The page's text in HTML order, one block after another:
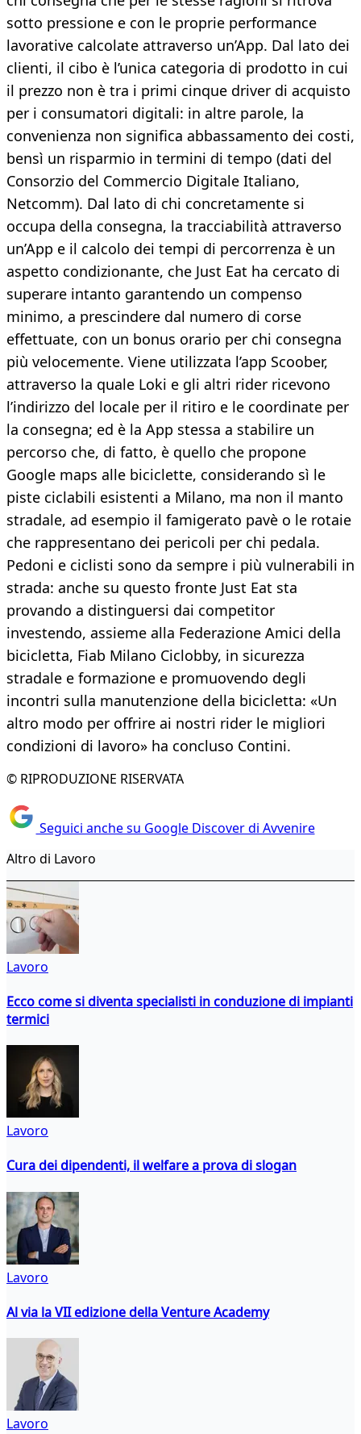
sotto pressione e con le proprie performance
lavorative calcolate attraverso un’App. Dal lato dei
clienti, il cibo è l’unica categoria di prodotto in cui
il prezzo non è tra i primi cinque driver di acquisto
per i consumatori digitali: in altre parole, la
convenienza non significa abbassamento dei costi,
bensì un risparmio in termini di tempo (dati del
Consorzio del Commercio Digitale Italiano,
Netcomm). Dal lato di chi concretamente si
occupa della consegna, la tracciabilità attraverso
un’App e il calcolo dei tempi di percorrenza è un
aspetto condizionante, che Just Eat ha cercato di
superare intanto garantendo un compenso
minimo, a prescindere dal numero di corse
effettuate, con un bonus orario per chi consegna
più velocemente. Viene utilizzata l’app Scoober,
attraverso la quale Loki e gli altri rider ricevono
l’indirizzo del locale per il ritiro e le coordinate per
la consegna; ed è la App stessa a stabilire un
percorso che, di fatto, è quello che propone
Google maps alle biciclette, considerando sì le
piste ciclabili esistenti a Milano, ma non il manto
stradale, ad esempio il famigerato pavè o le rotaie
che rappresentano dei pericoli per chi pedala.
Pedoni e ciclisti sono da sempre i più vulnerabili in
strada: anche su questo fronte Just Eat sta
provando a distinguersi dai competitor
investendo, assieme alla Federazione Amici della
bicicletta, Fiab Milano Ciclobby, in sicurezza
stradale e formazione e promuovendo degli
incontri sulla manutenzione della bicicletta: «Un
altro modo per offrire ai nostri rider le migliori
condizioni di lavoro» ha concluso Contini.
© RIPRODUZIONE RISERVATA
Seguici anche su Google Discover di Avvenire
Altro di Lavoro
Lavoro
Ecco come si diventa specialisti in conduzione di impianti
termici
Lavoro
Cura dei dipendenti, il welfare a prova di slogan
Lavoro
Al via la VII edizione della Venture Academy
Lavoro